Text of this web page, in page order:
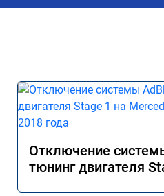
Отключение
тюнинг двигателя